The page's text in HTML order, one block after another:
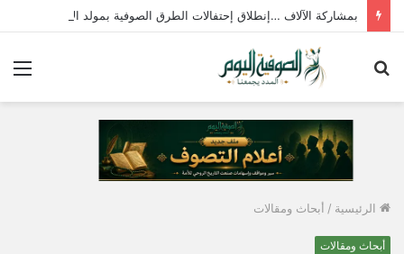
الرئيسية / أبحاث ومقالات
أبحاث ومقالات